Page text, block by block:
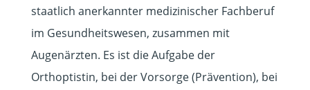
staatlich anerkannter medizinischer Fachberuf
im Gesundheitswesen, zusammen mit
Augenärzten. Es ist die Aufgabe der
Orthoptistin, bei der Vorsorge (Prävention), bei